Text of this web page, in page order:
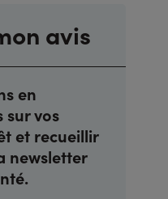
avis
en
sur vos
et recueillir
newsletter